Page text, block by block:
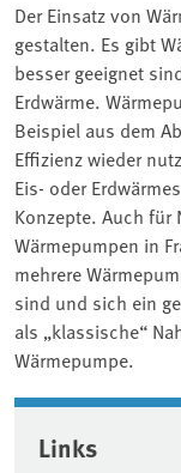
Der Einsatz von
gestalten. Es gibt
besser geeignet
Erdwärme.
Beispiel aus dem
Effizienz wieder
Eis- oder
Konzepte. Auch für
Wärmepumpen in
mehrere
sind und sich ein
als „klassische“
Wärmepumpe.
Links